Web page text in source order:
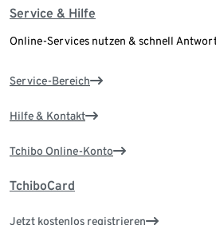
Service & Hilfe
Online-Services nutzen & schnell
Service-Bereich
Hilfe & Kontakt
Tchibo Online-Konto
TchiboCard
Jetzt kostenlos registrieren